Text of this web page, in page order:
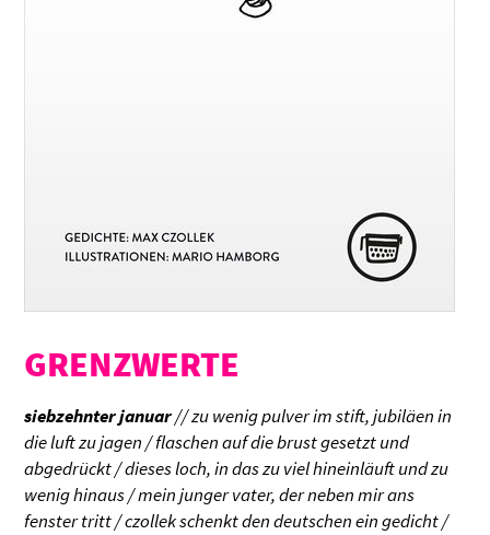
GRENZWERTE
siebzehnter januar// zu wenig pulver im stift, jubiläen in
die luft zu jagen / flaschen auf die brust gesetzt und
abgedrückt / dieses loch, in das zu viel hineinläuft und zu
wenig hinaus / mein junger vater, der neben mir ans
fenster tritt / czollek schenkt den deutschen ein gedicht /